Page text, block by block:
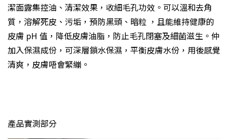
潔面露集控油、清潔效果，收細毛孔功效。可以溫和去角
質，溶解死皮、污垢，預防黑頭、暗粒 ，且能維持健康的
皮膚 pH 值，降低皮膚油脂，防止毛孔閉塞及細菌滋生。仲
加入保濕成份，可深層鎖水保濕，平衡皮膚水份，用後感覺
清爽，皮膚唔會緊繃。
產品實測部分